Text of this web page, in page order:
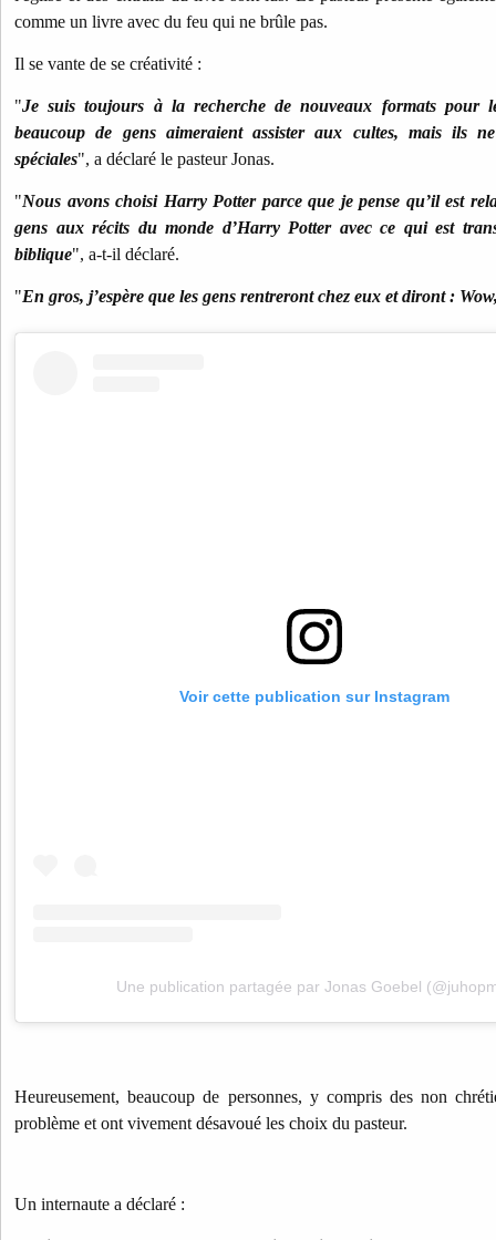
comme un livre avec du feu qui ne brûle pas.
Il se vante de se créativité :
"Je suis toujours à la recherche de nouveaux formats pour
beaucoup de gens aimeraient assister aux cultes, mais ils
spéciales", a déclaré le pasteur Jonas.
"Nous avons choisi Harry Potter parce que je pense qu’il est
gens aux récits du monde d’Harry Potter avec ce qui est
biblique", a-t-il déclaré.
"En gros, j’espère que les gens rentreront chez eux et diront :
Voir cette publication sur Instagram
Une publication partagée par Jonas Goebel
Heureusement, beaucoup de personnes, y compris des non
problème et ont vivement désavoué les choix du pasteur.
Un internaute a déclaré :